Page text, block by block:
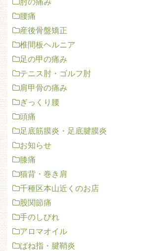
肘の痛み
腰痛
産後骨盤矯正
椎間板ヘルニア
足の甲の痛み
テニス肘・ゴルフ肘
肩甲骨の痛み
ぎっくり腰
頭痛
足底筋膜炎・足底腱膜炎
お知らせ
膝痛
猫背・巻き肩
千種区本山近くのお店
股関節痛
手のしびれ
アロマオイル
ばね指・腱鞘炎